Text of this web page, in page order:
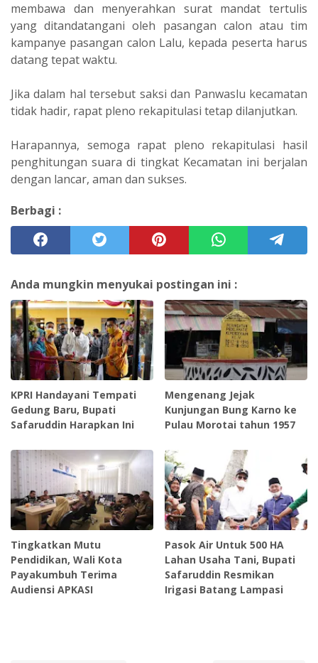
membawa dan menyerahkan surat mandat tertulis
yang ditandatangani oleh pasangan calon atau tim
kampanye pasangan calon Lalu, kepada peserta harus
datang tepat waktu.
Jika dalam hal tersebut saksi dan Panwaslu kecamatan
tidak hadir, rapat pleno rekapitulasi tetap dilanjutkan.
Harapannya, semoga rapat pleno rekapitulasi hasil
penghitungan suara di tingkat Kecamatan ini berjalan
dengan lancar, aman dan sukses.
Berbagi :
Anda mungkin menyukai postingan ini :
KPRI Handayani Tempati
Gedung Baru, Bupati
Safaruddin Harapkan Ini
Mengenang Jejak
Kunjungan Bung Karno ke
Pulau Morotai tahun 1957
Tingkatkan Mutu
Pendidikan, Wali Kota
Payakumbuh Terima
Audiensi APKASI
Pasok Air Untuk 500 HA
Lahan Usaha Tani, Bupati
Safaruddin Resmikan
Irigasi Batang Lampasi